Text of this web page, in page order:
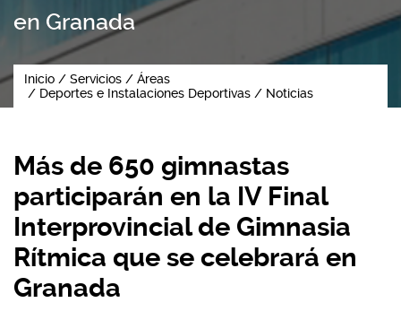
en Granada
Inicio Servicios
Áreas
Deportes e Instalaciones Deportivas
Noticias
Más de 650 gimnastas
participarán en la IV Final
Interprovincial de Gimnasia
Rítmica que se celebrará en
Granada